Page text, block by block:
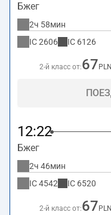
Бжег
2ч 58мин
IC2606 IC 6126
2-й класс от:67 PLN
12:22
Бжег
2ч 46мин
IC4542 IC 6520
2-й класс от:67 PLN